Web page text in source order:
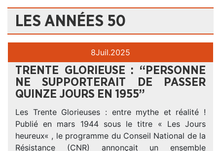
LES ANNÉES 50
8Juil.2025
TRENTE GLORIEUSE : “PERSONNE
NE SUPPORTERAIT DE PASSER
QUINZE JOURS EN 1955”
Les Trente Glorieuses : entre mythe et réalité !
Publié en mars 1944 sous le titre « Les Jours
heureux« , le programme du Conseil National de la
Résistance (CNR) annonçait un ensemble